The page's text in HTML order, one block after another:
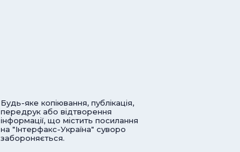
Будь-яке копіювання, публікація,
передрук або відтворення
інформації, що містить посилання
на "Інтерфакс-Україна" суворо
забороняється.